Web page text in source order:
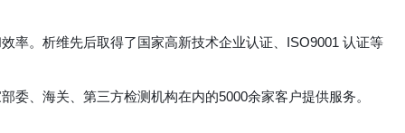
率。析维先后取得了国家高新技术企业认证、ISO9001 认证等
、海关、第三方检测机构在内的5000余家客户提供服务。